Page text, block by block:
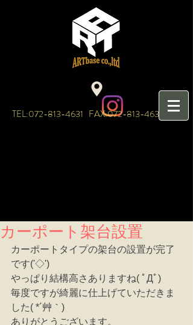
TEL:072-813-4631 FAX:072-813-4632
カーポート架台設置
カーポートタイプの架台の設置が完了
です('◇')ゞ
やっぱり結構高さありますね( ﾟДﾟ)
毎度ですが綺麗に仕上げていただきま
した( *´艸｀)
ありがとうございます。